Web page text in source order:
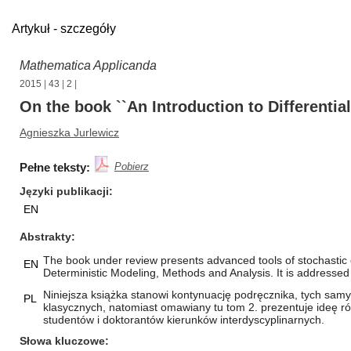
Artykuł - szczegóły
Mathematica Applicanda
2015 43 2
On the book ``An Introduction to
Agnieszka Jurlewicz
Pełne teksty: Pobierz
Języki publikacji
EN
Abstrakty
EN The book under review presents advanced tools of
Deterministic Modeling, Methods and Analysis. It is
PL
Niniejsza książka stanowi kontynuację podręcznika, tych
klasycznych, natomiast omawiany tu tom 2. prezentuje ideę
studentów i doktorantów kierunków interdyscyplinarnych.
Słowa kluczowe